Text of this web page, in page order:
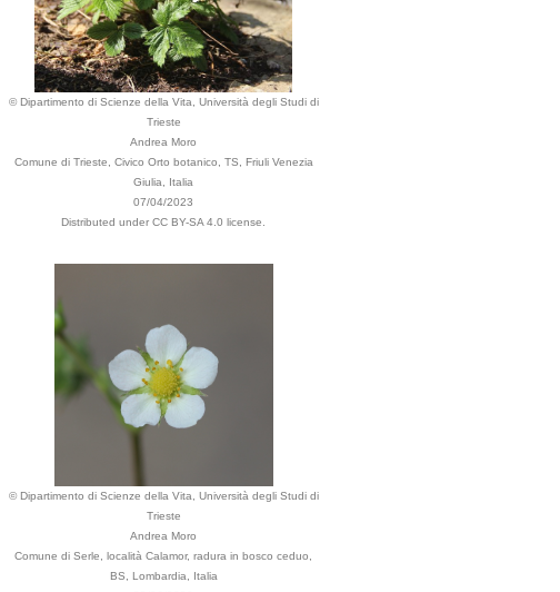
© Dipartimento di Scienze della Vita, Università degli Studi di
Trieste
Andrea Moro
Comune di Trieste, Civico Orto botanico, TS, Friuli Venezia
Giulia, Italia
07/04/2023
Distributed under CC BY-SA 4.0 license.
© Dipartimento di Scienze della Vita, Università degli Studi di
Trieste
Andrea Moro
Comune di Serle, località Calamor, radura in bosco ceduo,
BS, Lombardia, Italia